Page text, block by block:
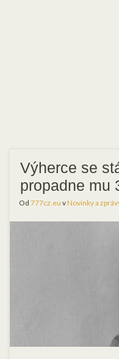
Výherce se
propadne mu
Od 777cz.eu vNovinky a